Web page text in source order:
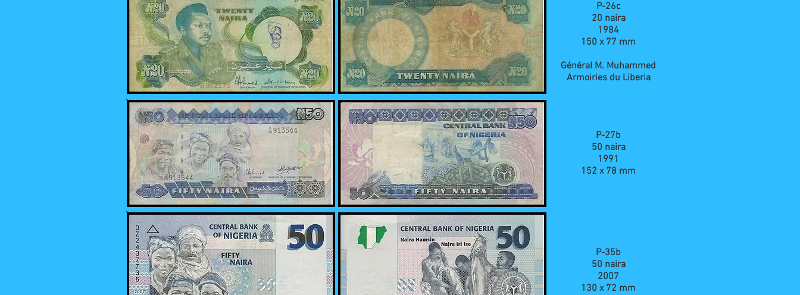
P-26c
20 naira
1984
150 x 77 mm
Général M. Muhammed
Armoiries du Liberia
P-27b
50 naira
1991
152 x 78 mm
P-35b
50 naira
2007
130 x 72 mm